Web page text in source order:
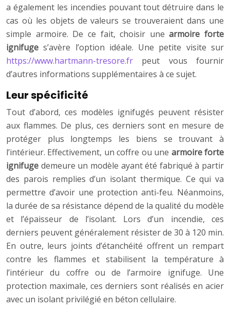
a également les incendies pouvant tout détruire dans le
cas où les objets de valeurs se trouveraient dans une
simple armoire. De ce fait, choisir unearmoire forte
ignifuges’avère l’option idéale. Une petite visite sur
https://www.hartmann-tresore.fr peut vous fournir
d’autres informations supplémentaires à ce sujet.
Leur spécificité
Tout d’abord, ces modèles ignifugés peuvent résister
aux flammes. De plus, ces derniers sont en mesure de
protéger plus longtemps les biens se trouvant à
l’intérieur. Effectivement, un coffre ou une armoire forte
ignifuge demeure un modèle ayant été fabriqué à partir
des parois remplies d’un isolant thermique. Ce qui va
permettre d’avoir une protection anti-feu. Néanmoins,
la durée de sa résistance dépend de la qualité du modèle
et l’épaisseur de l’isolant. Lors d’un incendie, ces
derniers peuvent généralement résister de 30 à 120 min.
En outre, leurs joints d’étanchéité offrent un rempart
contre les flammes et stabilisent la température à
l’intérieur du coffre ou de l’armoire ignifuge. Une
protection maximale, ces derniers sont réalisés en acier
avec un isolant privilégié en béton cellulaire.